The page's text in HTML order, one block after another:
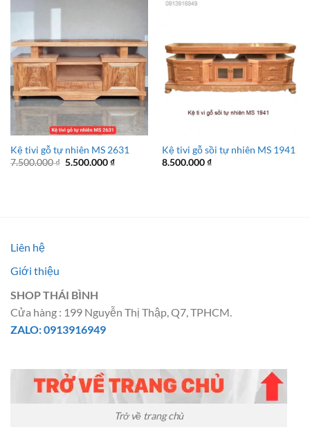
Kệ tivi gỗ tự nhiên MS 2631
7.500.000₫ Giá
5.500.000₫Giá
Kệ tivi gỗ sồi tự nhiên MS 1941
8.500.000₫
Liên hệ
Giới thiệu
SHOP THÁI BÌNH
Cửa hàng : 199 Nguyễn Thị Thập, Q7, TPHCM.
ZALO: 0913916949
Trở về trang chủ